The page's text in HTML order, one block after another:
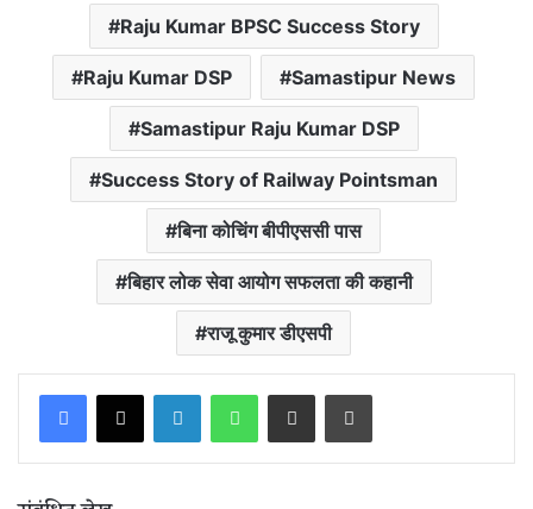
Raju Kumar BPSC Success Story
Raju Kumar DSP Samastipur News
Samastipur Raju Kumar DSP
Success Story of Railway Pointsman
बिना कोचिंग बीपीएससी पास
बिहार लोक सेवा आयोग सफलता की कहानी
राजू कुमार डीएसपी